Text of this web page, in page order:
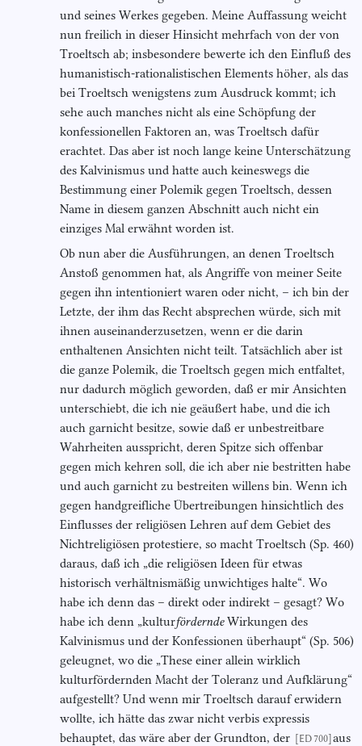
und seines Werkes gegeben. Meine Auffassung weicht
nun freilich in dieser Hinsicht mehrfach von der von
Troeltsch ab; insbesondere bewerte ich den Einfluß des
humanistisch-rationalistischen Elements höher, als das
bei Troeltsch wenigstens zum Ausdruck kommt; ich
sehe auch manches nicht als eine Schöpfung der
konfessionellen Faktoren an, was Troeltsch dafür
erachtet. Das aber ist noch lange keine Unterschätzung
des Kalvinismus und hatte auch keineswegs die
Bestimmung einer Polemik gegen Troeltsch, dessen
Name in diesem ganzen Abschnitt auch nicht ein
einziges Mal erwähnt worden ist.
Ob nun aber die Ausführungen, an denen Troeltsch
Anstoß genommen hat, als Angriffe von meiner Seite
gegen ihn intentioniert waren oder nicht, – ich bin der
Letzte, der ihm das Recht absprechen würde, sich mit
ihnen auseinanderzusetzen, wenn er die darin
enthaltenen Ansichten nicht teilt. Tatsächlich aber ist
die ganze Polemik, die Troeltsch gegen mich entfaltet,
nur dadurch möglich geworden, daß er mir Ansichten
unterschiebt, die ich nie geäußert habe, und die ich
auch garnicht besitze, sowie daß er unbestreitbare
Wahrheiten ausspricht, deren Spitze sich offenbar
gegen mich kehren soll, die ich aber nie bestritten habe
und auch garnicht zu bestreiten willens bin. Wenn ich
gegen handgreifliche Übertreibungen hinsichtlich des
Einflusses der religiösen Lehren auf dem Gebiet des
Nichtreligiösen protestiere, so macht Troeltsch (Sp. 460)
daraus, daß ich „die religiösen Ideen für etwas
historisch verhältnismäßig unwichtiges halte“. Wo
habe ich denn das – direkt oder indirekt – gesagt? Wo
habe ich denn „kulturförderndeWirkungen des
Kalvinismus und der Konfessionen überhaupt“ (Sp. 506)
geleugnet, wo die „These einer allein wirklich
kulturfördernden Macht der Toleranz und Aufklärung“
aufgestellt? Und wenn mir Troeltsch darauf erwidern
wollte, ich hätte das zwar nicht verbis expressis
behauptet, das wäre aber der Grundton, der
[ED 700] aus